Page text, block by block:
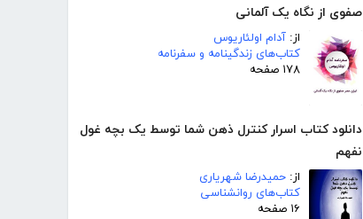
صفوی از نگاه یک آلمانی
از: آدام اولئاریوس
کتاب‌های زندگینامه و سفرنامه
۱۷۸ صفحه
دانلود کتاب اسرار کنترل ذهن شما توسط یک بچه غول
نفهم
از: حمیدرضا شهریاری
کتاب‌های روانشناسی
۱۶ صفحه